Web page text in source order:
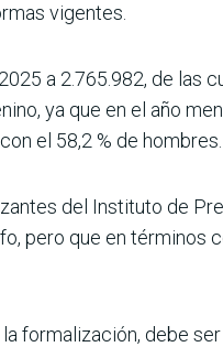
vigentes.
a 2.765.982, de las
ya que en el año
el 58,2 % de hombres.
del Instituto de
pero que en términos
formalización, debe